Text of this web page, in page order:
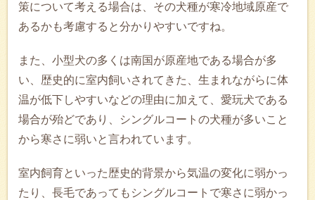
策について考える場合は、その犬種が寒冷地域原産で
あるかも考慮すると分かりやすいですね。
また、小型犬の多くは南国が原産地である場合が多
い、歴史的に室内飼いされてきた、生まれながらに体
温が低下しやすいなどの理由に加えて、愛玩犬である
場合が殆どであり、シングルコートの犬種が多いこと
から寒さに弱いと言われています。
室内飼育といった歴史的背景から気温の変化に弱かっ
たり、長毛であってもシングルコートで寒さに弱かっ